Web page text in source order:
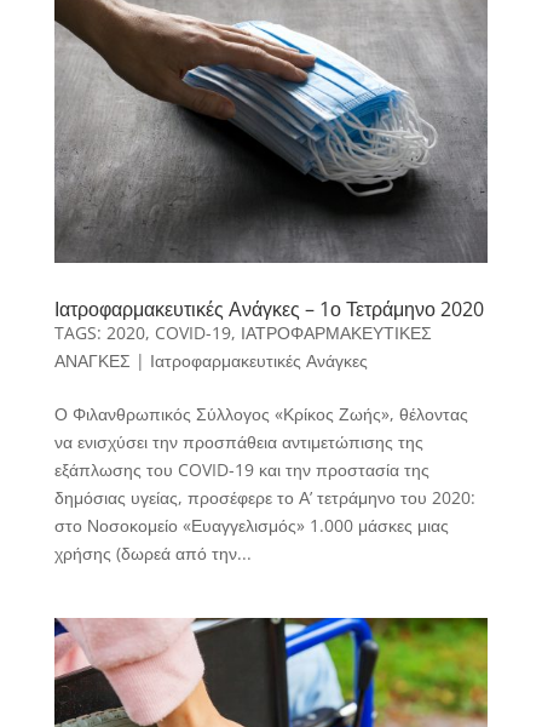
Ιατροφαρμακευτικές Ανάγκες – 1ο Τετράμηνο 2020
TAGS: 2020, COVID-19, ΙΑΤΡΟΦΑΡΜΑΚΕΥΤΙΚΕΣ
ΑΝΑΓΚΕΣ | Ιατροφαρμακευτικές Ανάγκες
Ο Φιλανθρωπικός Σύλλογος «Κρίκος Ζωής», θέλοντας
να ενισχύσει την προσπάθεια αντιμετώπισης της
εξάπλωσης του COVID-19 και την προστασία της
δημόσιας υγείας, προσέφερε το Α’ τετράμηνο του 2020:
στο Νοσοκομείο «Ευαγγελισμός» 1.000 μάσκες μιας
χρήσης (δωρεά από την...